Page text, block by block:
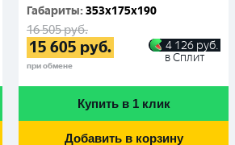
Габариты:353x175x190
16 505руб.
15 605 руб.
при обмене
4 126 руб.
в Сплит
Купить в 1 клик
Добавить в корзину